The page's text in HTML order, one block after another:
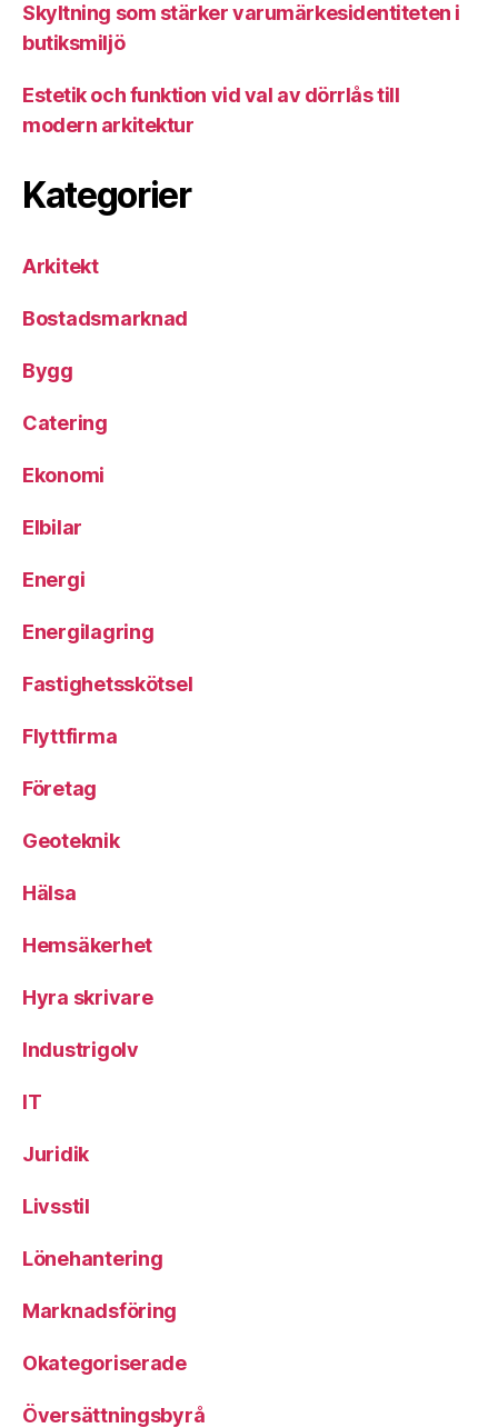
Skyltning som stärker varumärkesidentiteten i
butiksmiljö
Estetik och funktion vid val av dörrlås till
modern arkitektur
Kategorier
Arkitekt
Bostadsmarknad
Bygg
Catering
Ekonomi
Elbilar
Energi
Energilagring
Fastighetsskötsel
Flyttfirma
Företag
Geoteknik
Hälsa
Hemsäkerhet
Hyra skrivare
Industrigolv
IT
Juridik
Livsstil
Lönehantering
Marknadsföring
Okategoriserade
Översättningsbyrå